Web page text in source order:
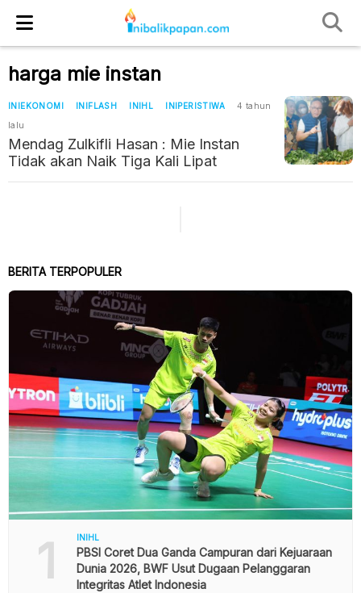
harga mie instan
INIEKONOMI INIFLASH INIHL INIPERISTIWA
4 tahun
lalu
Mendag Zulkifli Hasan : Mie Instan
Tidak akan Naik Tiga Kali Lipat
BERITA TERPOPULER
1 INIHL
PBSI Coret Dua Ganda Campuran dari Kejuaraan
Dunia 2026, BWF Usut Dugaan Pelanggaran
Integritas Atlet Indonesia